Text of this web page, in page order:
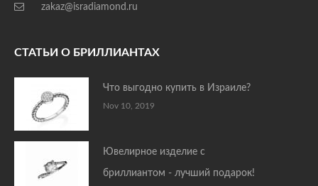
zakaz@isradiamond.ru
СТАТЬИ О БРИЛЛИАНТАХ
Что выгодно купить в Израиле?
Nov 10, 2019
Ювелирное изделие с
бриллиантом - лучший подарок!